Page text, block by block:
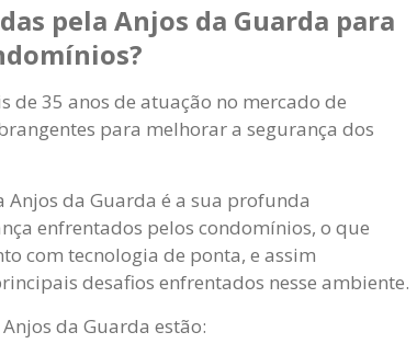
pela Anjos da Guarda para
de 35 anos de atuação no mercado de
para melhorar a segurança dos
da Guarda é a sua profunda
enfrentados pelos condomínios, o que
com tecnologia de ponta, e assim
desafios enfrentados nesse ambiente.
da Guarda estão: